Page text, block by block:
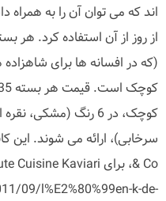
اند که می توان آن را به
(که در افسانه ها برای
کوچک، در 6 رنگ
09/l%E2%80%99en-k-de-